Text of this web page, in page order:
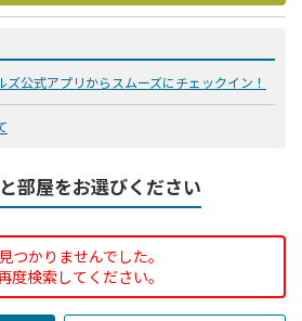
ズ公式アプリからスムーズにチェックイン！
部屋をお選びください
つかりませんでした。
度検索してください。